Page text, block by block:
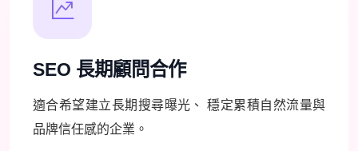
SEO 長期顧問合作
適合希望建立長期搜尋曝光、 穩定累積自然流量與
品牌信任感的企業。